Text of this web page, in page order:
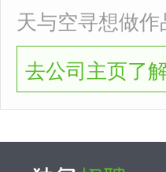
天与空寻想做作
去公司主页了